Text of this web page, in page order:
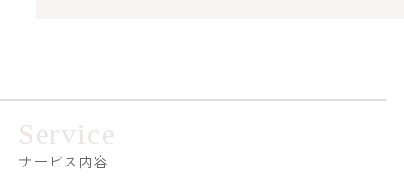
Service
サービス内容